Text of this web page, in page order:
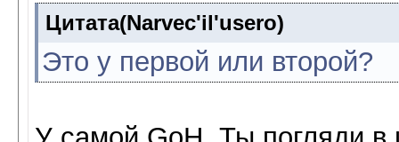
Цитата(Narvec'il'usero)
Это у первой или второй?